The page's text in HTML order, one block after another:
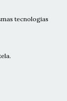
tecnologias